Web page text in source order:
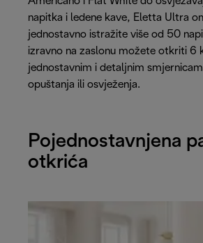
napitka i ledene kave, Eletta Ultra
jednostavno istražite više od 50
izravno na zaslonu možete otkriti 6
jednostavnim i detaljnim
opuštanja ili osvježenja.
Pojednostavnjena
otkrića